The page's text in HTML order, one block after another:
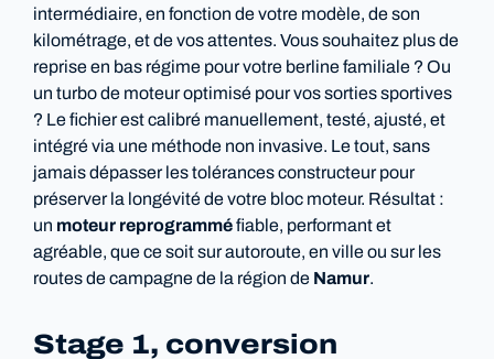
intermédiaire, en fonction de votre modèle, de son
kilométrage, et de vos attentes. Vous souhaitez plus de
reprise en bas régime pour votre berline familiale ? Ou
un turbo de moteur optimisé pour vos sorties sportives
? Le fichier est calibré manuellement, testé, ajusté, et
intégré via une méthode non invasive. Le tout, sans
jamais dépasser les tolérances constructeur pour
préserver la longévité de votre bloc moteur. Résultat :
un moteur reprogramméfiable, performant et
agréable, que ce soit sur autoroute, en ville ou sur les
routes de campagne de la région de Namur.
Stage 1, conversion